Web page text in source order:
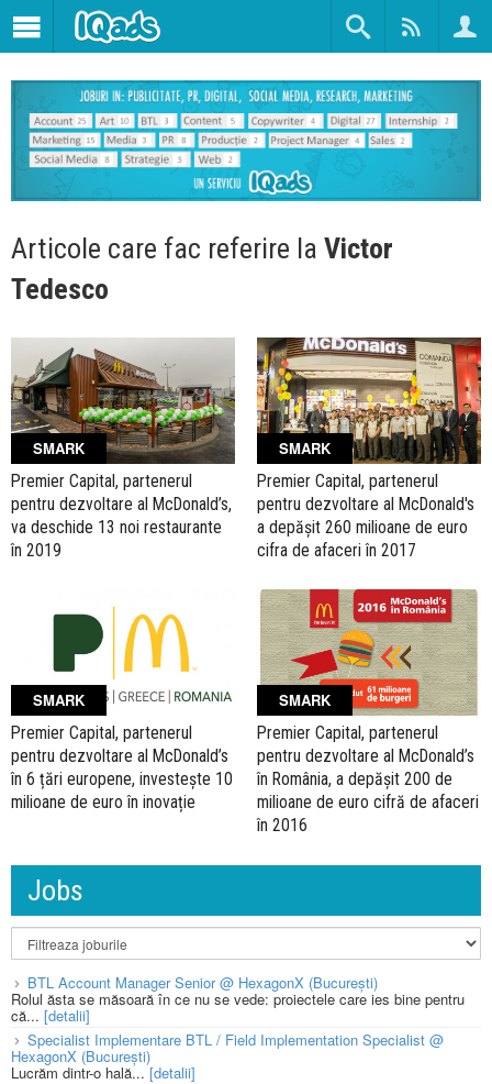
Articole care fac referire la Victor
Tedesco
SMARK
Premier Capital, partenerul
pentru dezvoltare al McDonald’s,
va deschide 13 noi restaurante
în 2019
SMARK
Premier Capital, partenerul
pentru dezvoltare al McDonald's
a depășit 260 milioane de euro
cifra de afaceri în 2017
SMARK
Premier Capital, partenerul
pentru dezvoltare al McDonald’s
în 6 țări europene, investește 10
milioane de euro în inovație
SMARK
Premier Capital, partenerul
pentru dezvoltare al McDonald’s
în România, a depășit 200 de
milioane de euro cifră de afaceri
în 2016
Jobs
BTL Account Manager Senior @ HexagonX (București)
Rolul ăsta se măsoară în ce nu se vede: proiectele care ies bine pentru
că... [detalii]
Specialist Implementare BTL / Field Implementation Specialist @
HexagonX (București)
Lucrăm dintr-o hală...[detalii]